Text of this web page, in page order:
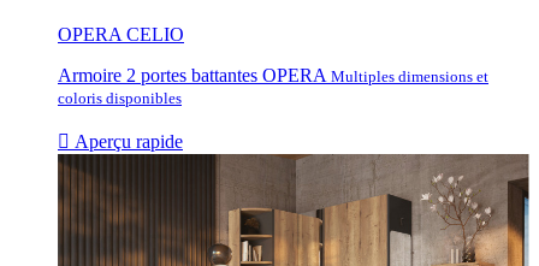
OPERA CELIO
Armoire 2 portes battantes OPERA Multiples dimensions et
coloris disponibles
 Aperçu rapide